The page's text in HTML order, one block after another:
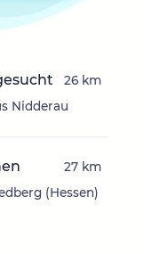
Nidderau
26 km
(Hessen)
27 km